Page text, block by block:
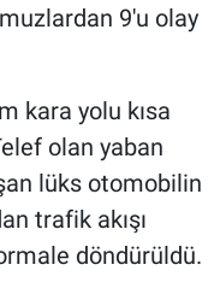
9'u olay
kara yolu kısa
olan yaban
lüks otomobilin
trafik akışı
döndürüldü.